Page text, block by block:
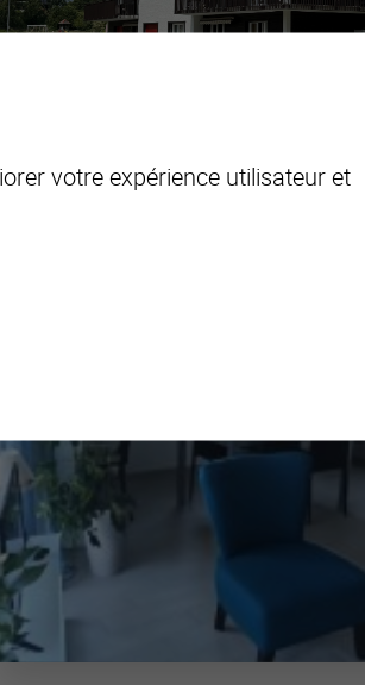
votre expérience utilisateur et